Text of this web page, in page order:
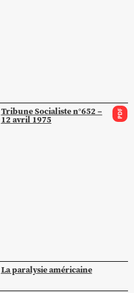
Tribune Socialiste n°652 –
12 avril 1975 PDF
La paralysie américaine